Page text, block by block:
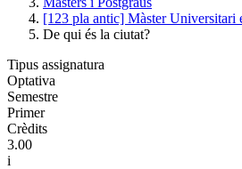
[123 pla antic] Màster Universitari
De qui és la ciutat?
Tipus assignatura
Optativa
Semestre
Primer
Crèdits
3.00
i